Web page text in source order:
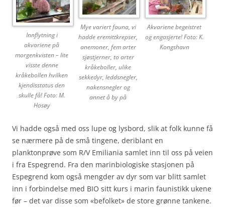
Innflytning i
akvariene på
morgenkvisten – lite
visste denne
kråkebollen hvilken
kjendisstatus den
skulle få! Foto: M.
Hosøy
Mye variert fauna, vi
hadde eremittkrepser,
anemoner, fem arter
sjøstjerner, to arter
kråkeboller, ulike
sekkedyr, leddsnegler,
nakensnegler og
annet å by på
Akvariene begeistret
og engasjerte! Foto: K.
Kongshavn
Vi hadde også med oss lupe og lysbord, slik at folk kunne få
se nærmere på de små tingene, deriblant en
planktonprøve som R/V Emiliania samlet inn til oss på veien
i fra Espegrend. Fra den marinbiologiske stasjonen på
Espegrend kom også mengder av dyr som var blitt samlet
inn i forbindelse med BIO sitt kurs i marin faunistikk ukene
før – det var disse som «befolket» de store grønne tankene.